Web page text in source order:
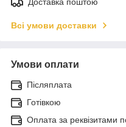
Всі умови доставки
Умови оплати
Післяплата
Готівкою
Оплата за реквізитами